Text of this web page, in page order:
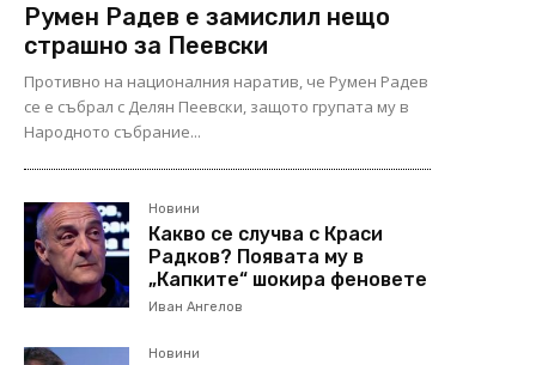
Румен Радев е замислил нещо
страшно за Пеевски
Противно на националния наратив, че Румен Радев
се е събрал с Делян Пеевски, защото групата му в
Народното събрание...
Новини
Какво се случва с Краси
Радков? Появата му в
„Капките“ шокира феновете
Иван Ангелов
Новини